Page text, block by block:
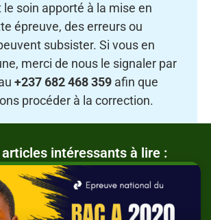
soin apporté à la mise en
épreuve, des erreurs ou
subsister. Si vous en
merci de nous le signaler par
+237 682 468 359 afin que
procéder à la correction.
intéressants à lire :